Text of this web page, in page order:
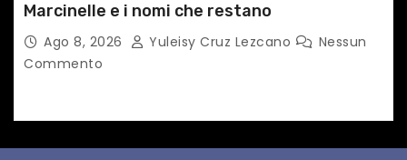
Marcinelle e i nomi che restano
Ago 8, 2026 Yuleisy Cruz Lezcano
Nessun
Commento